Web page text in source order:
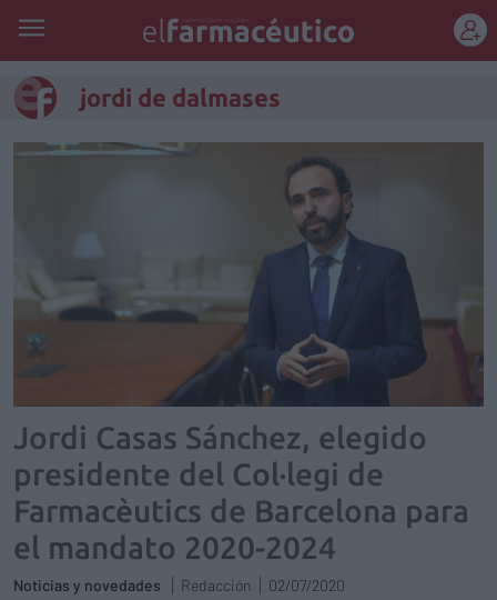
jordi de dalmases
Jordi Casas Sánchez, elegido
presidente del Col·legi de
Farmacèutics de Barcelona para
el mandato 2020-2024
Noticias y novedades Redacción
02/07/2020